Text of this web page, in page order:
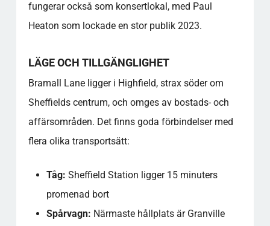
fungerar också som konsertlokal, med Paul
Heaton som lockade en stor publik 2023.
LÄGE OCH TILLGÄNGLIGHET
Bramall Lane ligger i Highfield, strax söder om
Sheffields centrum, och omges av bostads- och
affärsområden. Det finns goda förbindelser med
flera olika transportsätt:
Tåg: Sheffield Station ligger 15 minuters
promenad bort
Spårvagn: Närmaste hållplats är Granville